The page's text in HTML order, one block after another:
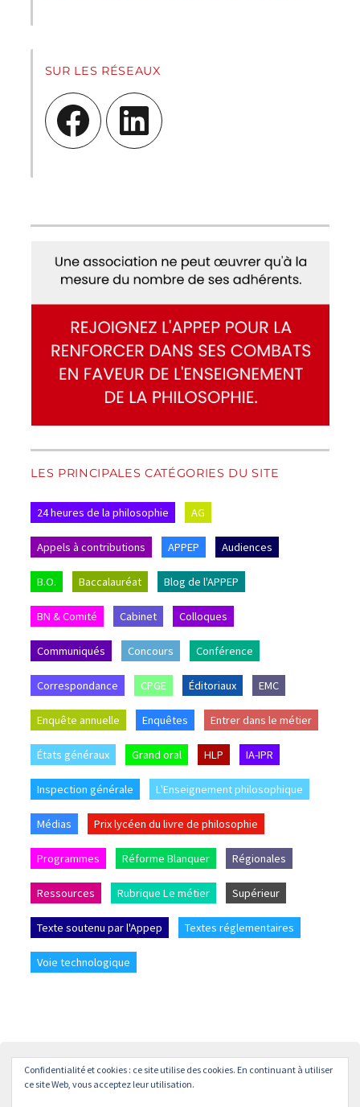
SUR LES RÉSEAUX
Facebook LinkedIn
LES PRINCIPALES CATÉGORIES DU SITE
24 heures de la philosophie AG
Appels à contributions APPEP Audiences
B.O. Baccalauréat Blog de l'APPEP
BN & Comité Cabinet Colloques
Communiqués Concours Conférence
Correspondance CPGE Éditoriaux EMC
Enquête annuelle Enquêtes Entrer dans le métier
États généraux Grand oral HLP IA-IPR
Inspection générale L'Enseignement philosophique
Médias Prix lycéen du livre de philosophie
Programmes Réforme Blanquer Régionales
Ressources Rubrique Le métier Supérieur
Texte soutenu par l'Appep Textes réglementaires
Voie technologique
Accueil L’APPEP Adhésion
La revue « L’enseignement
Philosophique »
Confidentialité et cookies : ce site utilise des cookies. En continuant à utiliser
ce site Web, vous acceptez leur utilisation.